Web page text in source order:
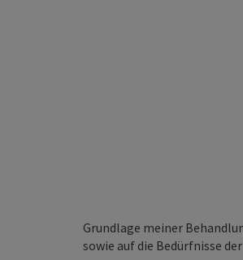
Grundlage meiner
sowie auf die Bedürfnisse